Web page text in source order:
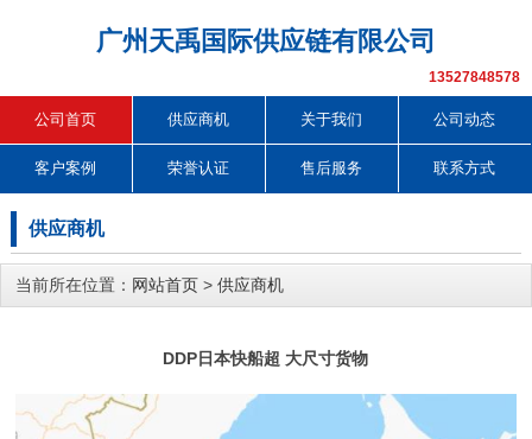
广州天禹国际供应链有限公司
13527848578
公司首页 供应商机 关于我们 公司动态
客户案例 荣誉认证 售后服务 联系方式
供应商机
当前所在位置： 网站首页 > 供应商机
DDP日本快船超 大尺寸货物